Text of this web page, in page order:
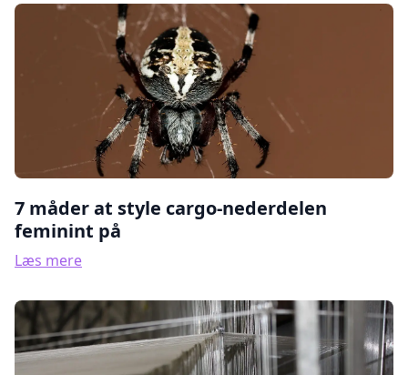
7 måder at style cargo-nederdelen
feminint på
Læs mere